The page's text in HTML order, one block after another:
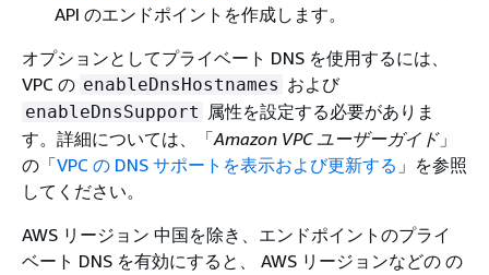
API のエンドポイントを作成します。
オプションとしてプライベート DNS を使用するには、
VPC の enableDnsHostnames および
enableDnsSupport 属性を設定する必要がありま
す。詳細については、「Amazon VPC ユーザーガイド」
の「VPC の DNS サポートを表示および更新する 」を参照
してください。
AWS リージョン 中国を除き、エンドポイントのプライ
ベート DNS を有効にすると、 AWS リージョンなどの の